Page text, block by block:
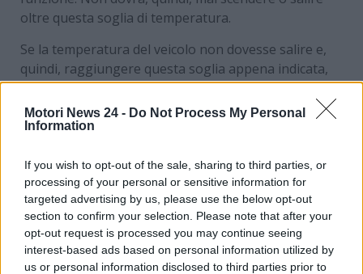
Motori News 24 - Do Not Process My Personal
Information
If you wish to opt-out of the sale, sharing to third parties, or
processing of your personal or sensitive information for
targeted advertising by us, please use the below opt-out
section to confirm your selection. Please note that after your
opt-out request is processed you may continue seeing
interest-based ads based on personal information utilized by
us or personal information disclosed to third parties prior to
oltre questa soglia di temperatura.
Se la temperatura del veicolo non dovesse salire e,
quindi, raggiungere questa soglia appena indicata,
allora sarà necessario allarmarsi ecercare di
prevenire danni notevolmente più seri al motore
della propria auto. Nelle prossime righe ti daremo
correre dal meccanico in caso di segnalazione non
corretta della temperatura dell’auto sul cruscotto.
Probelmi con la temperatura
dell’auto? Se noti questo